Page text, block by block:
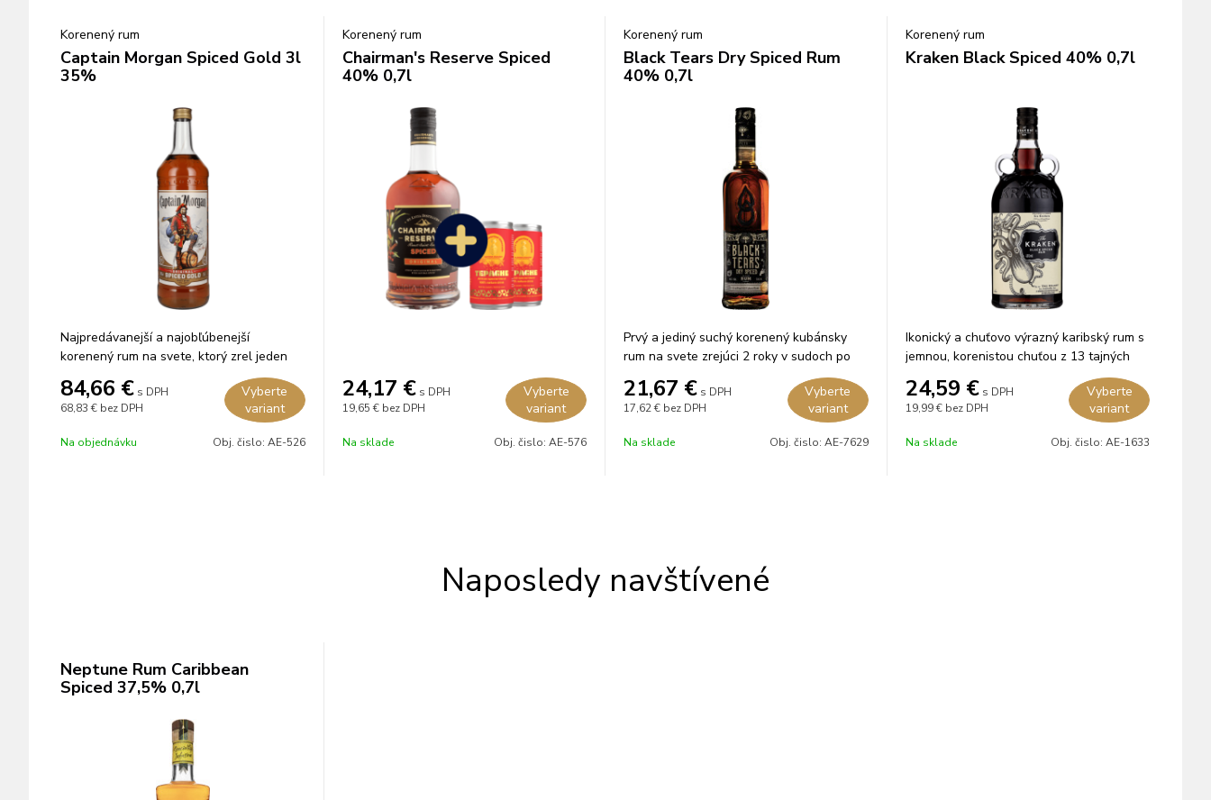
Korenený rum
Captain Morgan Spiced Gold 3l
35%
Najpredávanejší a najobľúbenejší
korenený rum na svete, ktorý zrel jeden
84,66 € s DPH
68,83 € bez DPH
Vyberte
variant
Na objednávku Obj. čislo: AE-526
Korenený rum
Chairman's Reserve Spiced
40% 0,7l
24,17 € s DPH
19,65 € bez DPH
Vyberte
variant
Na sklade Obj. čislo: AE-576
Korenený rum
Black Tears Dry Spiced Rum
40% 0,7l
Prvý a jediný suchý korenený kubánsky
rum na svete zrejúci 2 roky v sudoch po
21,67 € s DPH
17,62 € bez DPH
Vyberte
variant
Na sklade Obj. čislo: AE-7629
Korenený rum
Kraken Black Spiced 40% 0,7l
Ikonický a chuťovo výrazný karibský rum s
jemnou, korenistou chuťou z 13 tajných
bylín macerovaných v zmesi karibských
rumov.
24,59 € s DPH
19,99 € bez DPH
Vyberte
variant
Na sklade Obj. čislo: AE-1633
Naposledy navštívené
Neptune Rum Caribbean
Spiced 37,5% 0,7l